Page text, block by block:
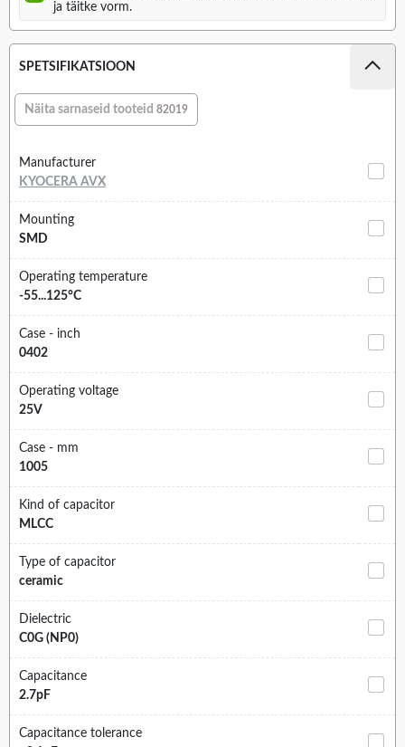
ja täitke vorm.
SPETSIFIKATSIOON
Näita sarnaseid tooteid 82019
Manufacturer
KYOCERA AVX
Mounting
SMD
Operating temperature
-55...125°C
Case - inch
0402
Operating voltage
25V
Case - mm
1005
Kind of capacitor
MLCC
Type of capacitor
ceramic
Dielectric
C0G (NP0)
Capacitance
2.7pF
Capacitance tolerance